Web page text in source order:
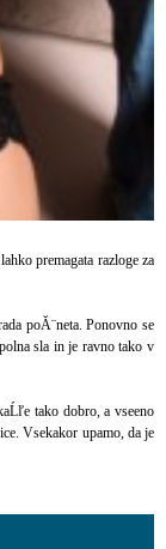
premagata razloge za
poĂ¨neta. Ponovno se
sla in je ravno tako v
tako dobro, a vseeno
Vsekakor upamo, da je